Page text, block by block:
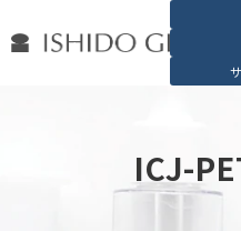
石堂
ICJ-